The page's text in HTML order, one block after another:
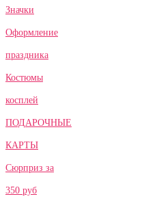
Значки
Оформление
праздника
Костюмы
косплей
ПОДАРОЧНЫЕ
КАРТЫ
Сюрприз за
350 руб